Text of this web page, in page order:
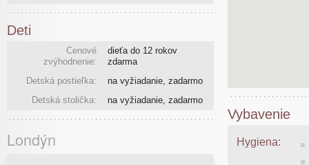
Vybavenie
Hygiena:
Deti
Cenové
zvýhodnenie:
dieťa do 12 rokov
zdarma
Detská postieľka:
na vyžiadanie, zadarmo
Detská stolička:
na vyžiadanie, zadarmo
Londýn